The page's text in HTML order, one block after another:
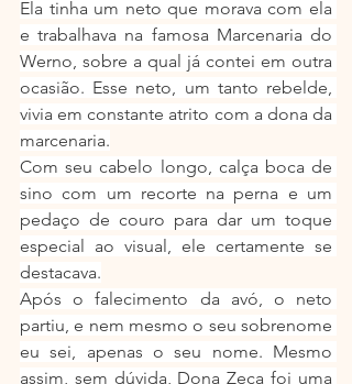
Ela tinha um neto que morava com ela
e trabalhava na famosa Marcenaria do
Werno, sobre a qual já contei em outra
ocasião. Esse neto, um tanto rebelde,
vivia em constante atrito com a dona da
marcenaria.
Com seu cabelo longo, calça boca de
sino com um recorte na perna e um
pedaço de couro para dar um toque
especial ao visual, ele certamente se
destacava.
Após o falecimento da avó, o neto
partiu, e nem mesmo o seu sobrenome
eu sei, apenas o seu nome. Mesmo
assim, sem dúvida, Dona Zeca foi uma